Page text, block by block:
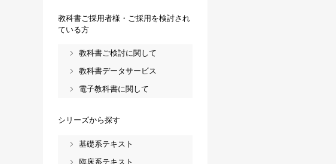
教科書ご採用者様・ご採用を検討され
ている方
教科書ご検討に関して
教科書データサービス
電子教科書に関して
シリーズから探す
基礎系テキスト
臨床系テキスト